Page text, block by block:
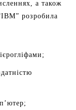
а також
розробила